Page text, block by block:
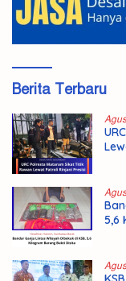
Berita Terbaru
5,6